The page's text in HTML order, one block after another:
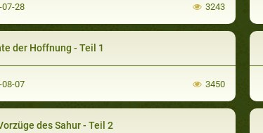
28 3243
der Hoffnung - Teil 1
07 3450
des Sahur - Teil 2